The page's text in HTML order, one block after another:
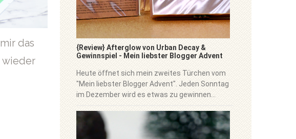
das
wieder
{Review} Afterglow von Urban Decay &
Gewinnspiel - Mein liebster Blogger Advent
Heute öffnet sich mein zweites Türchen vom
"Mein liebster Blogger Advent". Jeden Sonntag
im Dezember wird es etwas zu gewinnen...